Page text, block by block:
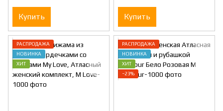
Купить Купить
РАСПРОДАЖА
НОВИНКА
ХИТ
РАСПРОДАЖА
НОВИНКА
ХИТ
−23%